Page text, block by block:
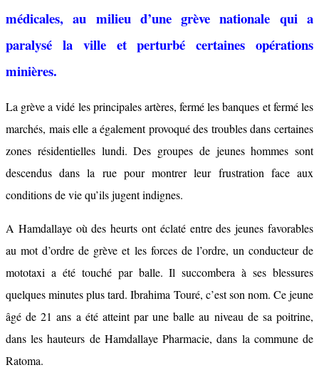
médicales, au milieu d’une grève nationale qui a
paralysé la ville et perturbé certaines opérations
minières.
La grève a vidé les principales artères, fermé les banques et fermé les
marchés, mais elle a également provoqué des troubles dans certaines
zones résidentielles lundi. Des groupes de jeunes hommes sont
descendus dans la rue pour montrer leur frustration face aux
conditions de vie qu’ils jugent indignes.
A Hamdallaye où des heurts ont éclaté entre des jeunes favorables
au mot d’ordre de grève et les forces de l’ordre, un conducteur de
mototaxi a été touché par balle. Il succombera à ses blessures
quelques minutes plus tard. Ibrahima Touré, c’est son nom. Ce jeune
âgé de 21 ans a été atteint par une balle au niveau de sa poitrine,
dans les hauteurs de Hamdallaye Pharmacie, dans la commune de
Ratoma.